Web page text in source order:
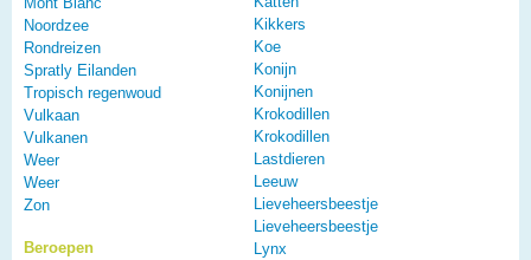
Noordzee
Rondreizen
Spratly Eilanden
Tropisch regenwoud
Vulkaan
Vulkanen
Weer
Weer
Zon
Beroepen
Kikkers
Koe
Konijn
Konijnen
Krokodillen
Krokodillen
Lastdieren
Leeuw
Lieveheersbeestje
Lieveheersbeestje
Lynx